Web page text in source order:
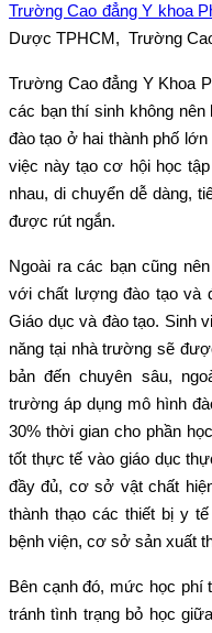
Trường Cao đẳng Y khoa
Dược TPHCM, Trường
Trường Cao đẳng Y Khoa
các bạn thí sinh không
đào tạo ở hai thành phố
việc này tạo cơ hội học
nhau, di chuyển dễ dàng,
được rút ngắn.
Ngoài ra các bạn cũng
với chất lượng đào tạo và
Giáo dục và đào tạo. Sinh
năng tại nhà trường sẽ
bản đến chuyên sâu,
trường áp dụng mô hình
30% thời gian cho phần
tốt thực tế vào giáo dục
đầy đủ, cơ sở vật chất
thành thạo các thiết bị y
bệnh viện, cơ sở sản xuất
Bên cạnh đó, mức học phí
tránh tình trạng bỏ học